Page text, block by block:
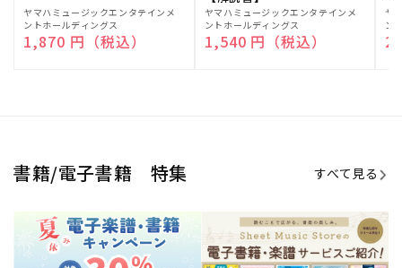
販
売
元:
ヤマハミュージックエンタテインメ
ントホールディングス
通常価格
1,870 円（税込）
販
売
元:
ヤマハミュージックエンタテインメ
ントホールディングス
通常価格
1,540 円（税込）
販
売
元:
ヤ
ン
書籍/電子書籍 特集 すべて見る